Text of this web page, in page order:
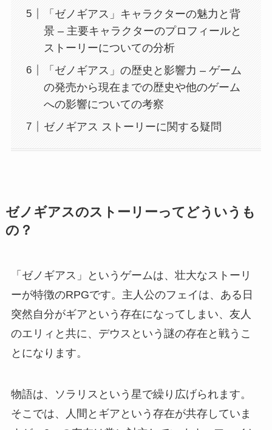
「ゼノギアス」キャラクターの魅力と背
景 – 主要キャラクターのプロフィールと
ストーリーについての分析
「ゼノギアス」の歴史と影響力 – ゲーム
の発売から現在までの歴史や他のゲーム
への影響についての考察
ゼノギアス ストーリーに関する疑問
ゼノギアスのストーリーってどういうも
の？
「ゼノギアス」というゲームは、壮大なストーリ
ーが特徴のRPGです。主人公のフェイは、ある日
突然自分がギアという存在になってしまい、友人
のエリィと共に、デウスという謎の存在と戦うこ
とになります。
物語は、ソラリスという星で繰り広げられます。
そこでは、人間とギアという存在が共存していま